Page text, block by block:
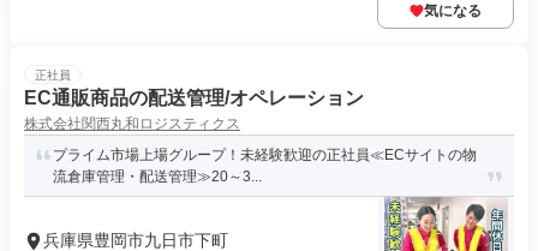
気になる
正社員
EC通販商品の配送管理/オペレーション
株式会社関西丸和ロジスティクス
プライム市場上場グループ！未経験歓迎の正社員≪ECサイトの物
流倉庫管理・配送管理≫20～3...
兵庫県豊岡市九日市下町